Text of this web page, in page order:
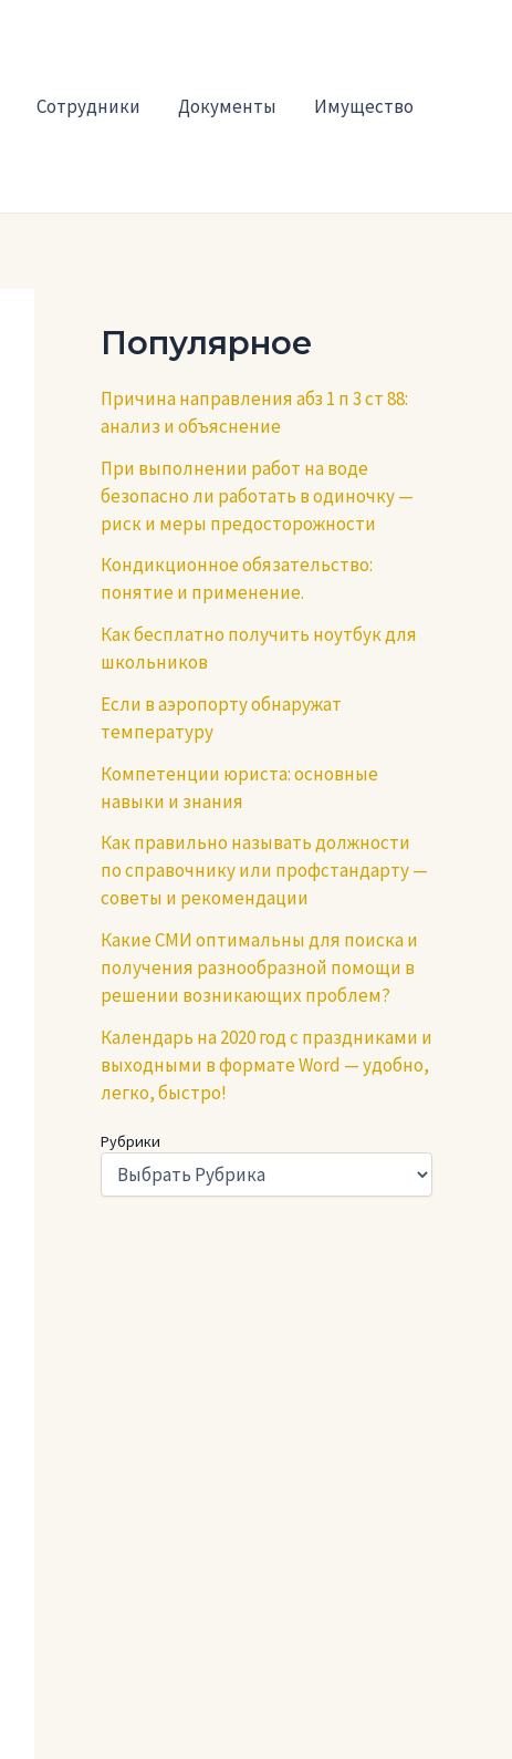
Сотрудники Документы Имущество
Популярное
Причина направления абз 1 п 3 ст 88:
анализ и объяснение
При выполнении работ на воде
безопасно ли работать в одиночку —
риск и меры предосторожности
Кондикционное обязательство:
понятие и применение.
Как бесплатно получить ноутбук для
школьников
Если в аэропорту обнаружат
температуру
Компетенции юриста: основные
навыки и знания
Как правильно называть должности
по справочнику или профстандарту —
советы и рекомендации
Какие СМИ оптимальны для поиска и
получения разнообразной помощи в
решении возникающих проблем?
Календарь на 2020 год с праздниками и
выходными в формате Word — удобно,
легко, быстро!
Рубрики